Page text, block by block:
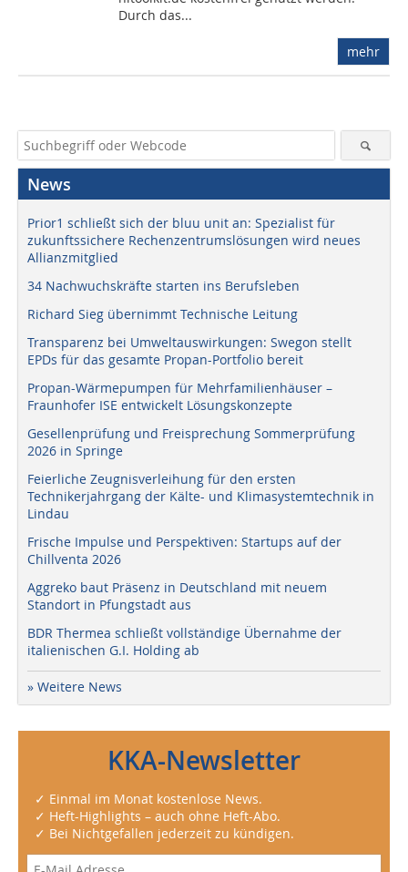
Durch das...
mehr
News
Prior1 schließt sich der bluu unit an: Spezialist für
zukunftssichere Rechenzentrumslösungen wird neues
Allianzmitglied
34 Nachwuchskräfte starten ins Berufsleben
Richard Sieg übernimmt Technische Leitung
Transparenz bei Umweltauswirkungen: Swegon stellt
EPDs für das gesamte Propan-Portfolio bereit
Propan-Wärmepumpen für Mehrfamilienhäuser –
Fraunhofer ISE entwickelt Lösungskonzepte
Gesellenprüfung und Freisprechung Sommerprüfung
2026 in Springe
Feierliche Zeugnisverleihung für den ersten
Technikerjahrgang der Kälte- und Klimasystemtechnik in
Lindau
Frische Impulse und Perspektiven: Startups auf der
Chillventa 2026
Aggreko baut Präsenz in Deutschland mit neuem
Standort in Pfungstadt aus
BDR Thermea schließt vollständige Übernahme der
italienischen G.I. Holding ab
» Weitere News
KKA-Newsletter
✓ Einmal im Monat kostenlose News.
✓ Heft-Highlights – auch ohne Heft-Abo.
✓ Bei Nichtgefallen jederzeit zu kündigen.